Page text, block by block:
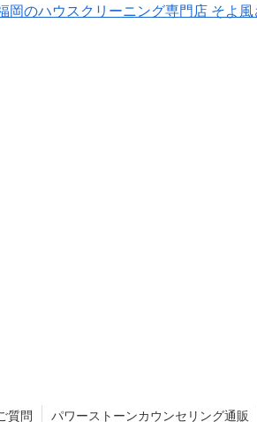
岡のハウスクリーニング専門店 そよ風
質問 パワーストーンカウンセリング通販